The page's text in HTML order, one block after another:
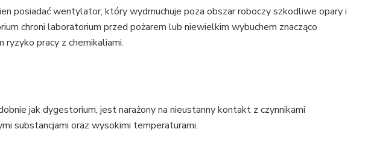
posiadać wentylator, który wydmuchuje poza obszar roboczy szkodliwe opary i
chroni laboratorium przed pożarem lub niewielkim wybuchem znacząco
ryzyko pracy z chemikaliami.
jak dygestorium, jest narażony na nieustanny kontakt z czynnikami
substancjami oraz wysokimi temperaturami.